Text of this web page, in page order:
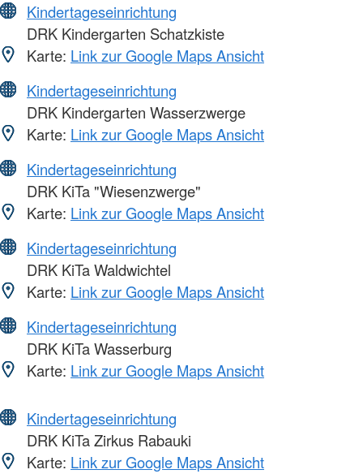
Kindertageseinrichtung
DRK Kindergarten Schatzkiste
Karte: Link zur Google Maps Ansicht
Kindertageseinrichtung
DRK Kindergarten Wasserzwerge
Karte: Link zur Google Maps Ansicht
Kindertageseinrichtung
DRK KiTa "Wiesenzwerge"
Karte: Link zur Google Maps Ansicht
Kindertageseinrichtung
DRK KiTa Waldwichtel
Karte: Link zur Google Maps Ansicht
Kindertageseinrichtung
DRK KiTa Wasserburg
Karte: Link zur Google Maps Ansicht
Kindertageseinrichtung
DRK KiTa Zirkus Rabauki
Karte: Link zur Google Maps Ansicht